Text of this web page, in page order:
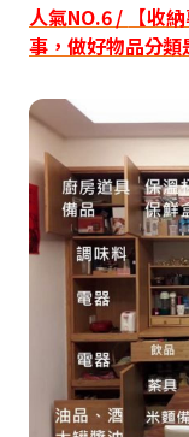
人氣NO.6 / 【收
事，做好物品分類